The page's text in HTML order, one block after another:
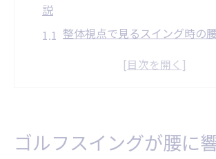
説
整体視点で見るスイング時の
ゴルフ動作が腰椎に与える負担
腰痛とゴルフフォームの関連性を
ゴルフスイングが腰に